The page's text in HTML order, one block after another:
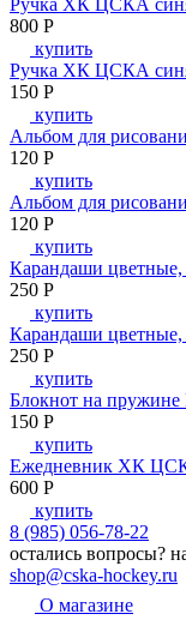
800 P
купить
Ручка ХК ЦСКА
150 P
купить
Альбом для
120 P
купить
Альбом для
120 P
купить
Карандаши цветные,
250 P
купить
Карандаши цветные,
250 P
купить
Блокнот на пружине
150 P
купить
Ежедневник ХК
600 P
купить
8 (985) 056-78-22
остались вопросы?
shop@cska-hockey.ru
О магазине